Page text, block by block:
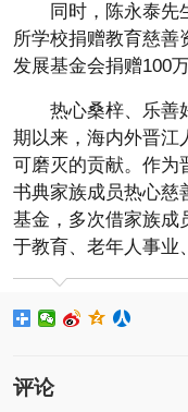
同时，陈永泰先
所学校捐赠教育慈善
发展基金会捐赠100万
热心桑梓、乐善
期以来，海内外晋江
可磨灭的贡献。作为
书典家族成员热心慈
基金，多次借家族成
于教育、老年人事业
评论